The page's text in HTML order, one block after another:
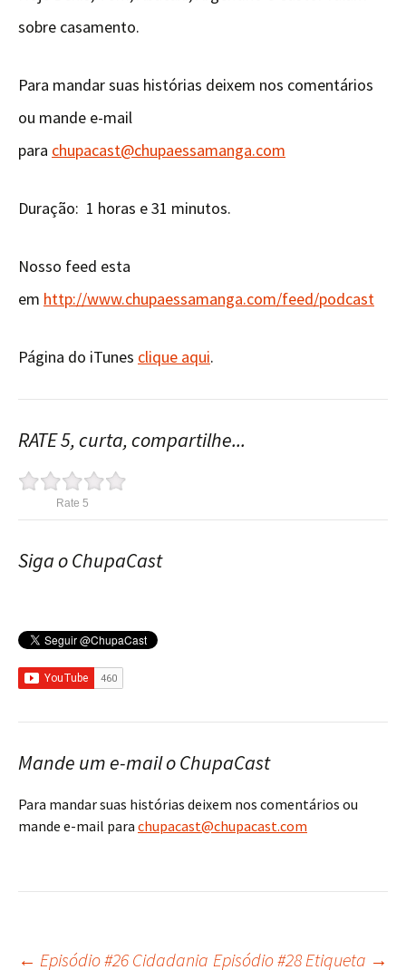
sobre casamento.
Para mandar suas histórias deixem nos comentários
ou mande e-mail
para chupacast@chupaessamanga.com
Duração: 1 horas e 31 minutos.
Nosso feed esta
em http://www.chupaessamanga.com/feed/podcast
Página do iTunes clique aqui.
RATE 5, curta, compartilhe...
Rate 5
Siga o ChupaCast
Mande um e-mail o ChupaCast
Para mandar suas histórias deixem nos comentários ou
mande e-mail para chupacast@chupacast.com
← Episódio #26 Cidadania Episódio #28 Etiqueta →